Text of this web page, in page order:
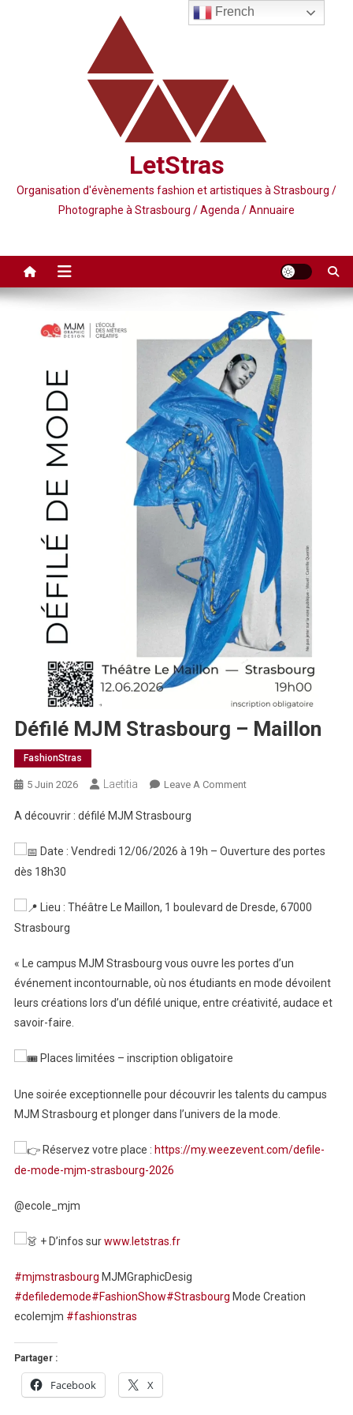
LetStras
Organisation d'évènements fashion et artistiques à Strasbourg /
Photographe à Strasbourg / Agenda / Annuaire
Défilé MJM Strasbourg – Maillon
FashionStras
5 Juin 2026 Laetitia Leave A CommentOn
–
A découvrir : défilé MJM Strasbourg
Date : Vendredi 12/06/2026 à 19h – Ouverture des portes
dès 18h30
Lieu : Théâtre Le Maillon, 1 boulevard de Dresde, 67000
Strasbourg
« Le campus MJM Strasbourg vous ouvre les portes d’un
événement incontournable, où nos étudiants en mode dévoilent
leurs créations lors d’un défilé unique, entre créativité, audace et
savoir-faire.
Places limitées – inscription obligatoire
Une soirée exceptionnelle pour découvrir les talents du campus
MJM Strasbourg et plonger dans l’univers de la mode.
Réservez votre place : https://my.weezevent.com/defile-
de-mode-mjm-strasbourg-2026
@ecole_mjm
+ D’infos surwww.letstras.fr
#mjmstrasbourg MJMGraphicDesig
#defiledemode#FashionShow#Strasbourg Mode Creation
ecolemjm #fashionstras
Partager :
Facebook X
French